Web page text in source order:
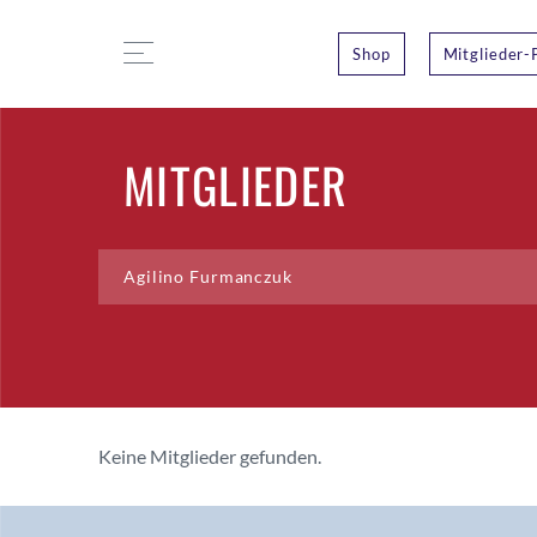
Shop Mitglieder-
MITGLIEDER
Keine Mitglieder gefunden.